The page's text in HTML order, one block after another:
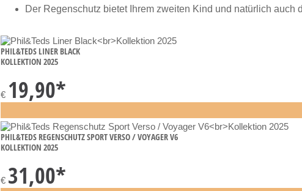
Der Regenschutz bietet Ihrem zweiten Kind und natürlich
PHIL&TEDS LINER BLACK
KOLLEKTION 2025
€ 19,90*
PHIL&TEDS REGENSCHUTZ SPORT VERSO / VOYAGER V6
KOLLEKTION 2025
€ 31,00*